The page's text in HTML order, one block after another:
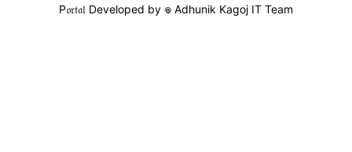
P𝔬𝔯𝔱𝔞𝔩 Developed by 𖦹 Adhunik Kagoj IT Team